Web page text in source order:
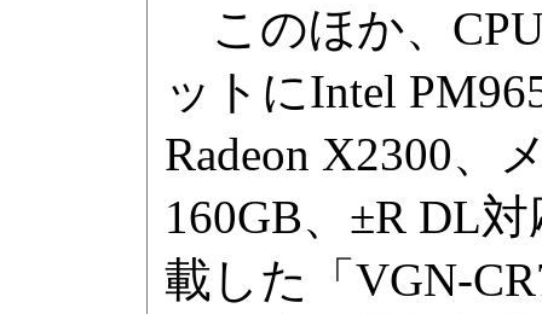
このほか、CPU
ットにIntel
Radeon X2300、
160GB、±R DL
載した「VGN-